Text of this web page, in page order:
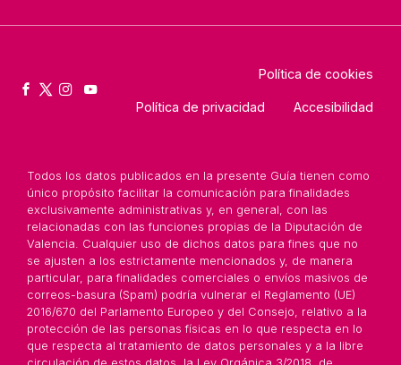
Política de cookies
Política de privacidad Accesibilidad
Todos los datos publicados en la presente Guía tienen como
único propósito facilitar la comunicación para finalidades
exclusivamente administrativas y, en general, con las
relacionadas con las funciones propias de la Diputación de
Valencia. Cualquier uso de dichos datos para fines que no
se ajusten a los estrictamente mencionados y, de manera
particular, para finalidades comerciales o envíos masivos de
correos-basura (Spam) podría vulnerar el Reglamento (UE)
2016/670 del Parlamento Europeo y del Consejo, relativo a la
protección de las personas físicas en lo que respecta en lo
que respecta al tratamiento de datos personales y a la libre